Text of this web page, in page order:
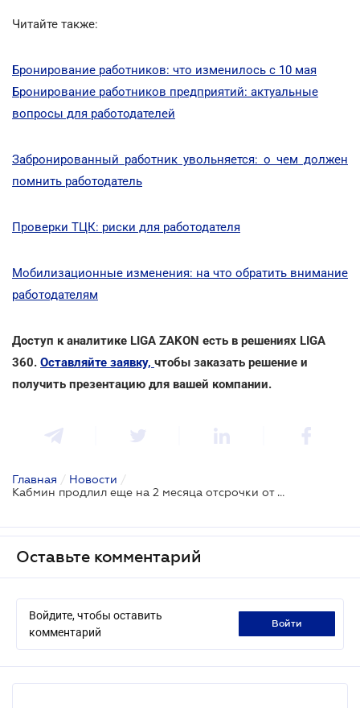
Читайте также:
Бронирование работников: что изменилось с 10 мая
Бронирование работников предприятий: актуальные
вопросы для работодателей
Забронированный работник увольняется: о чем должен
помнить работодатель
Проверки ТЦК: риски для работодателя
Мобилизационные изменения: на что обратить внимание
работодателям
Доступ к аналитике LIGA ZAKON есть в решениях LIGA
360. Оставляйте заявку, чтобы заказать решение и
получить презентацию для вашей компании.
Главная / Новости /
Кабмин продлил еще на 2 месяца отсрочки от мобилизации, предоставленные Минэкономики
Оставьте комментарий
Войдите, чтобы оставить
комментарий
войти